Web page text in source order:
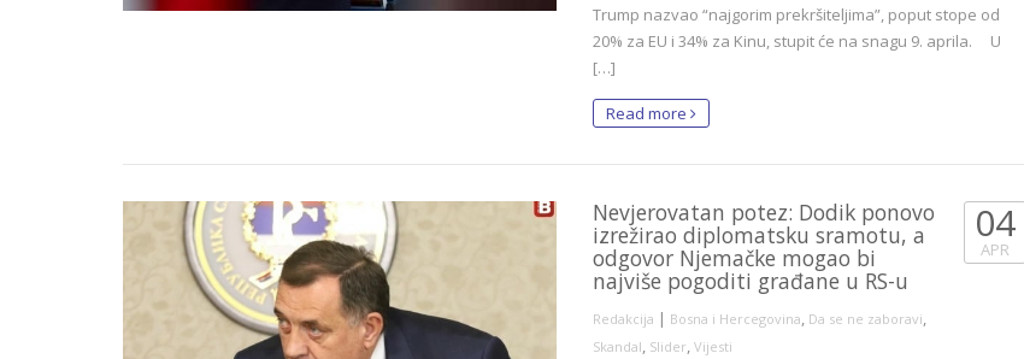
Trump nazvao “najgorim prekršiteljima”, poput stope od
20% za EU i 34% za Kinu, stupit će na snagu 9. aprila. U
[…]
Read more
Nevjerovatan potez: Dodik ponovo
izrežirao diplomatsku sramotu, a
odgovor Njemačke mogao bi
najviše pogoditi građane u RS-u
Redakcija | Bosna i Hercegovina, Da se ne zaboravi,
Skandal, Slider, Vijesti
04
APR